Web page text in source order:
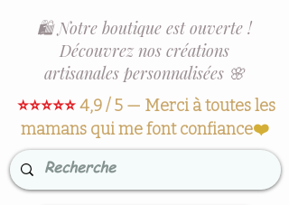
🛍️ Notre boutique est ouverte !
Découvrez nos créations
artisanales personnalisées 🌸
⭐⭐⭐⭐⭐4,9 / 5 — Merci à toutes les
mamans qui me font confiance❤️